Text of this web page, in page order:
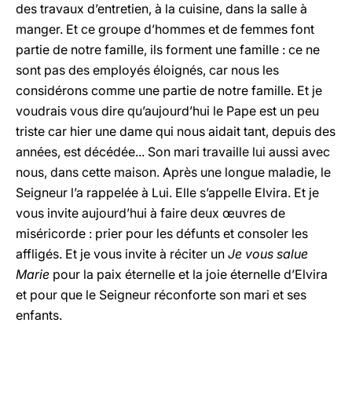
des travaux d’entretien, à la cuisine, dans la salle à
manger. Et ce groupe d’hommes et de femmes font
partie de notre famille, ils forment une famille : ce ne
sont pas des employés éloignés, car nous les
considérons comme une partie de notre famille. Et je
voudrais vous dire qu’aujourd’hui le Pape est un peu
triste car hier une dame qui nous aidait tant, depuis des
années, est décédée... Son mari travaille lui aussi avec
nous, dans cette maison. Après une longue maladie, le
Seigneur l’a rappelée à Lui. Elle s’appelle Elvira. Et je
vous invite aujourd’hui à faire deux œuvres de
miséricorde : prier pour les défunts et consoler les
affligés. Et je vous invite à réciter un Je vous salue
Marie pour la paix éternelle et la joie éternelle d’Elvira
et pour que le Seigneur réconforte son mari et ses
enfants.